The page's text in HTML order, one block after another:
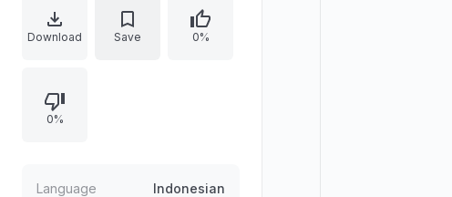
kekecewaan, serta penataan emosi
melalui ajaran Stoik. Karya ini
penerimaan kenyataan,
pembebasan dari ilusi, serta hidup
tantangan sosial modern.
Download Save 0%
0%
Language
Indonesian